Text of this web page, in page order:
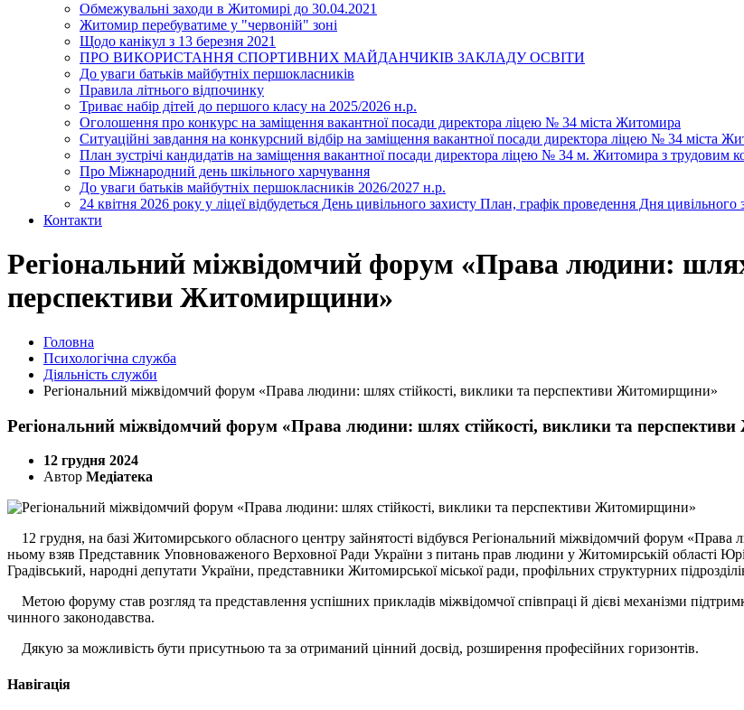
Обмежувальні заходи в Житомирі до 30.04.2021
Житомир перебуватиме у "червоній" зоні
Щодо канікул з 13 березня 2021
ПРО ВИКОРИСТАННЯ СПОРТИВНИХ МАЙДАНЧИКІВ ЗАКЛАДУ ОСВІТИ
До уваги батьків майбутніх першокласників
Правила літнього відпочинку
Триває набір дітей до першого класу на 2025/2026 н.р.
Оголошення про конкурс на заміщення вакантної посади директора ліцею № 34 міста Житомира
Ситуаційні завдання на конкурсний відбір на заміщення вакантної посади директора ліцею № 34 міста
План зустрічі кандидатів на заміщення вакантної посади директора ліцею № 34 м. Житомира з трудовим
Про Міжнародний день шкільного харчування
До уваги батьків майбутніх першокласників 2026/2027 н.р.
24 квітня 2026 року у ліцеї відбудеться День цивільного захисту План, графік проведення Дня
Контакти
Регіональний міжвідомчий форум «Права людини:
перспективи Житомирщини»
Головна
Психологічна служба
Діяльність служби
Регіональний міжвідомчий форум «Права людини: шлях стійкості, виклики та перспективи Житомирщини»
Регіональний міжвідомчий форум «Права людини: шлях стійкості, виклики та
12 грудня 2024
Автор Медіатека
12 грудня, на базі Житомирського обласного центру зайнятості відбувся Регіональний міжвідомчий форум
ньому взяв Представник Уповноваженого Верховної Ради України з питань прав людини у Житомирській області
Градівський, народні депутати України, представники Житомирської міської ради, профільних структурних
Метою форуму став розгляд та представлення успішних прикладів міжвідомчої співпраці й дієві механізми
чинного законодавства.
Дякую за можливість бути присутньою та за отриманий цінний досвід, розширення професійних горизонтів.
Навігація